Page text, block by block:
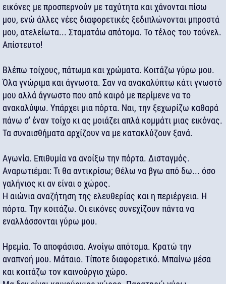
εικόνες με προσπερνούν με ταχύτητα και χάνονται πίσω
μου, ενώ άλλες νέες διαφορετικές ξεδιπλώνονται μπροστά
μου, ατελείωτα... Σταματάω απότομα. Το τέλος του τούνελ.
Απίστευτο!
Βλέπω τοίχους, πάτωμα και χρώματα. Κοιτάζω γύρω μου.
Όλα γνώριμα και άγνωστα. Σαν να ανακαλύπτω κάτι γνωστό
μου αλλά άγνωστο που από καιρό με περίμενε να το
ανακαλύψω. Υπάρχει μια πόρτα. Ναι, την ξεχωρίζω καθαρά
πάνω σ' έναν τοίχο κι ας μοιάζει απλά κομμάτι μιας εικόνας.
Τα συναισθήματα αρχίζουν να με κατακλύζουν ξανά.
Αγωνία. Επιθυμία να ανοίξω την πόρτα. Δισταγμός.
Αναρωτιέμαι: Τι θα αντικρίσω; Θέλω να βγω από δω... όσο
γαλήνιος κι αν είναι ο χώρος.
Η αιώνια αναζήτηση της ελευθερίας και η περιέργεια. Η
πόρτα. Την κοιτάζω. Οι εικόνες συνεχίζουν πάντα να
εναλλάσσονται γύρω μου.
Ηρεμία. Το αποφάσισα. Ανοίγω απότομα. Κρατώ την
αναπνοή μου. Μάταιο. Τίποτε διαφορετικό. Μπαίνω μέσα
και κοιτάζω τον καινούργιο χώρο.